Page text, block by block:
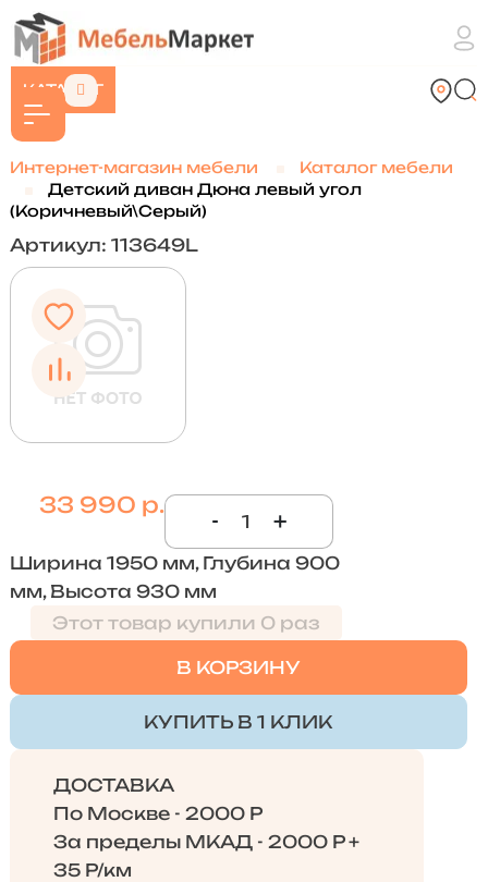
КАТАЛОГ
Интернет-магазин мебели
Каталог мебели
Детский диван Дюна левый угол
(Коричневый\Серый)
Артикул: 113649L
33 990 р.
- +
Ширина 1950 мм, Глубина 900
мм, Высота 930 мм
Этот товар купили 0 раз
В КОРЗИНУ
КУПИТЬ В 1 КЛИК
ДОСТАВКА
По Москве - 2000 Р
За пределы МКАД - 2000 Р +
35 Р/км